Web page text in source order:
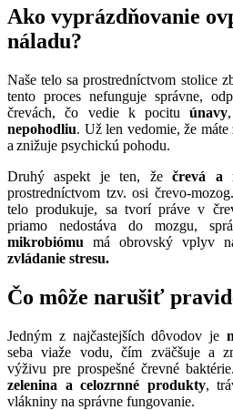
Ako vyprázdňovanie
náladu?
Naše telo sa prostredníctvom stolice
tento proces nefunguje správne,
črevách, čo vedie k pocituúnavy,
nepohodliu. Už len vedomie, že máte
a znižuje psychickú pohodu.
Druhý aspekt je ten, žečrevá a
prostredníctvom tzv. osi črevo-
telo produkuje, sa tvorí práve v
priamo nedostáva do mozgu,
mikrobiómu má obrovský vplyv
zvládanie stresu.
Čo môže narušiť
Jedným z najčastejších dôvodov je
seba viaže vodu, čím zväčšuje a
výživu pre prospešné črevné
zelenina a celozrnné produkty,
vlákniny na správne fungovanie.